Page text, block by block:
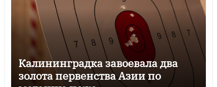
Калининградка завоевала два
золота первенства Азии по